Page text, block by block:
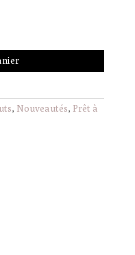
, Nouveautés, Prêt à